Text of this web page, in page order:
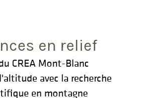
en relief
CREA Mont-Blanc
avec la recherche
en montagne